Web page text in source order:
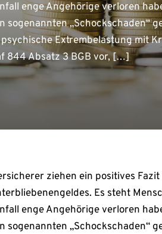
enge Angehörige verloren
sogenannten „Schockschaden“
Extrembelastung mit
844 Absatz 3 BGB vor, […]
ziehen ein positives
Es steht
enge Angehörige verloren
sogenannten „Schockschaden“